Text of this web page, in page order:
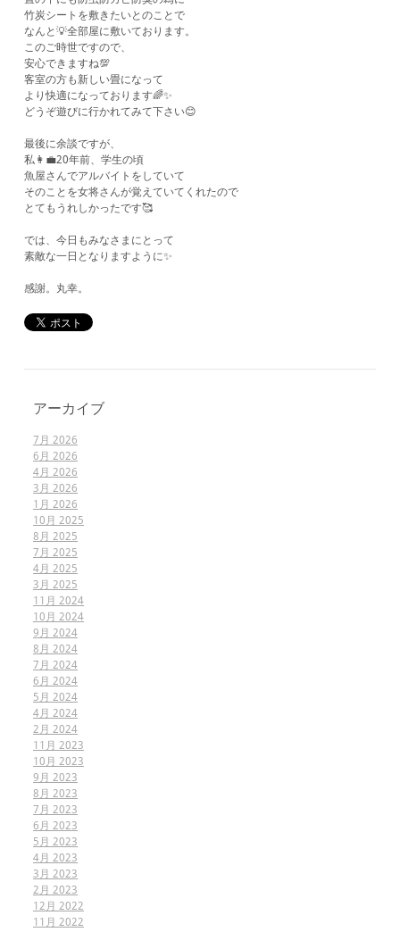
竹炭シートを敷きたいとのことで
なんと💡全部屋に敷いております。
このご時世ですので、
安心できますね💯
客室の方も新しい畳になって
より快適になっております🌈✨
どうぞ遊びに行かれてみて下さい😊
最後に余談ですが、
私👩‍💼20年前、学生の頃
魚屋さんでアルバイトをしていて
そのことを女将さんが覚えていてくれたので
とてもうれしかったです🥰
では、今日もみなさまにとって
素敵な一日となりますように✨
感謝。丸幸。
アーカイブ
7月 2026
6月 2026
4月 2026
3月 2026
1月 2026
10月 2025
8月 2025
7月 2025
4月 2025
3月 2025
11月 2024
10月 2024
9月 2024
8月 2024
7月 2024
6月 2024
5月 2024
4月 2024
2月 2024
11月 2023
10月 2023
9月 2023
8月 2023
7月 2023
6月 2023
5月 2023
4月 2023
3月 2023
2月 2023
12月 2022
11月 2022